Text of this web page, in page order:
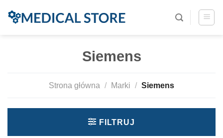
Siemens
Strona główna / Marki / Siemens
FILTRUJ